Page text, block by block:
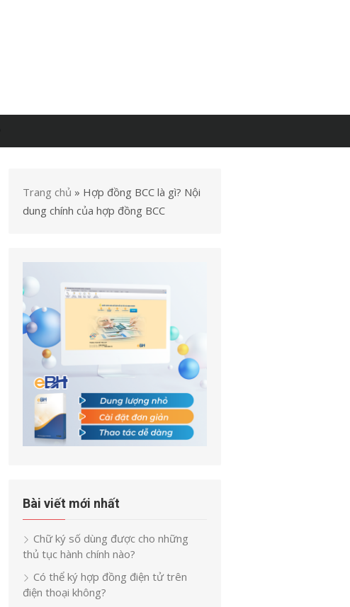
Trang chủ » Hợp đồng BCC là gì? Nội
dung chính của hợp đồng BCC
Bài viết mới nhất
Chữ ký số dùng được cho những
thủ tục hành chính nào?
Có thể ký hợp đồng điện tử trên
điện thoại không?